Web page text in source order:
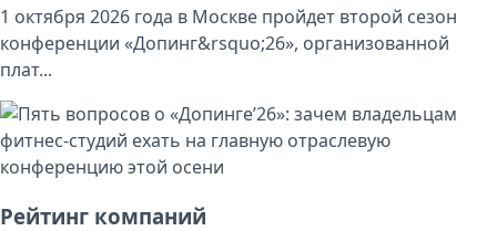
1 октября 2026 года в Москве пройдет второй сезон
конференции «Допинг&rsquo;26», организованной
плат...
Рейтинг компаний